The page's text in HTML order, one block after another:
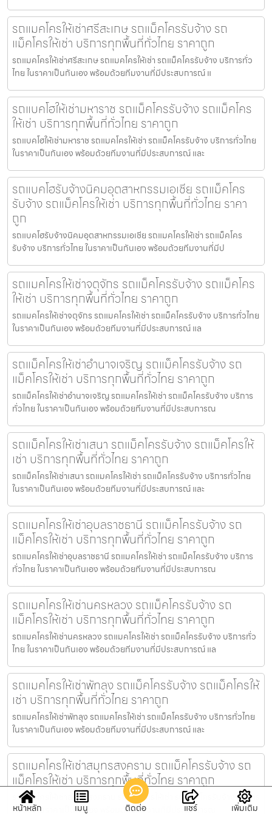
รถแมคโครให้เช่าศรีสะเกษ รถแม็คโครรับจ้าง รถ
แม็คโครให้เช่า บริการทุกพื้นที่ทั่วไทย ราคาถูก
รถแมคโครให้เช่าศรีสะเกษ รถแมคโครให้เช่า รถแม็คโครรับจ้าง บริการทั่ว
ไทย ในราคาเป็นกันเอง พร้อมด้วยทีมงานที่มีประสบการณ์ แ
รถแบคโฮให้เช่ามหาราช รถแม็คโครรับจ้าง รถแม็คโคร
ให้เช่า บริการทุกพื้นที่ทั่วไทย ราคาถูก
รถแบคโฮให้เช่ามหาราช รถแมคโครให้เช่า รถแม็คโครรับจ้าง บริการทั่วไทย
ในราคาเป็นกันเอง พร้อมด้วยทีมงานที่มีประสบการณ์ และ
รถแบคโฮรับจ้างนิคมอุตสาหกรรมเอเชีย รถแม็คโคร
รับจ้าง รถแม็คโครให้เช่า บริการทุกพื้นที่ทั่วไทย ราคา
ถูก
รถแบคโฮรับจ้างนิคมอุตสาหกรรมเอเชีย รถแมคโครให้เช่า รถแม็คโคร
รับจ้าง บริการทั่วไทย ในราคาเป็นกันเอง พร้อมด้วยทีมงานที่มีป
รถแมคโครให้เช่าจตุจักร รถแม็คโครรับจ้าง รถแม็คโคร
ให้เช่า บริการทุกพื้นที่ทั่วไทย ราคาถูก
รถแมคโครให้เช่าจตุจักร รถแมคโครให้เช่า รถแม็คโครรับจ้าง บริการทั่วไทย
ในราคาเป็นกันเอง พร้อมด้วยทีมงานที่มีประสบการณ์ แล
รถแม็คโครให้เช่าอำนาจเจริญ รถแม็คโครรับจ้าง รถ
แม็คโครให้เช่า บริการทุกพื้นที่ทั่วไทย ราคาถูก
รถแม็คโครให้เช่าอำนาจเจริญ รถแมคโครให้เช่า รถแม็คโครรับจ้าง บริการ
ทั่วไทย ในราคาเป็นกันเอง พร้อมด้วยทีมงานที่มีประสบการณ
รถแม็คโครให้เช่าเสนา รถแม็คโครรับจ้าง รถแม็คโครให้
เช่า บริการทุกพื้นที่ทั่วไทย ราคาถูก
รถแม็คโครให้เช่าเสนา รถแมคโครให้เช่า รถแม็คโครรับจ้าง บริการทั่วไทย
ในราคาเป็นกันเอง พร้อมด้วยทีมงานที่มีประสบการณ์ และ
รถแมคโครให้เช่าอุบลราชธานี รถแม็คโครรับจ้าง รถ
แม็คโครให้เช่า บริการทุกพื้นที่ทั่วไทย ราคาถูก
รถแมคโครให้เช่าอุบลราชธานี รถแมคโครให้เช่า รถแม็คโครรับจ้าง บริการ
ทั่วไทย ในราคาเป็นกันเอง พร้อมด้วยทีมงานที่มีประสบการณ
รถแมคโครให้เช่านครหลวง รถแม็คโครรับจ้าง รถ
แม็คโครให้เช่า บริการทุกพื้นที่ทั่วไทย ราคาถูก
รถแมคโครให้เช่านครหลวง รถแมคโครให้เช่า รถแม็คโครรับจ้าง บริการทั่ว
ไทย ในราคาเป็นกันเอง พร้อมด้วยทีมงานที่มีประสบการณ์ แล
รถแมคโครให้เช่าพัทลุง รถแม็คโครรับจ้าง รถแม็คโครให้
เช่า บริการทุกพื้นที่ทั่วไทย ราคาถูก
รถแมคโครให้เช่าพัทลุง รถแมคโครให้เช่า รถแม็คโครรับจ้าง บริการทั่วไทย
ในราคาเป็นกันเอง พร้อมด้วยทีมงานที่มีประสบการณ์ และ
รถแมคโครให้เช่าสมุทรสงคราม รถแม็คโครรับจ้าง รถ
แม็คโครให้เช่า บริการทุกพื้นที่ทั่วไทย ราคาถูก
รถแมคโครให้เช่าสมุทรสงคราม รถแมคโครให้เช่า รถแม็คโครรับจ้าง บริการ
ทั่วไทย ในราคาเป็นกันเอง พร้อมด้วยทีมงานที่มีประสบการณ
หน้าหลัก เมนู ติดต่อ แชร์ เพิ่มเติม